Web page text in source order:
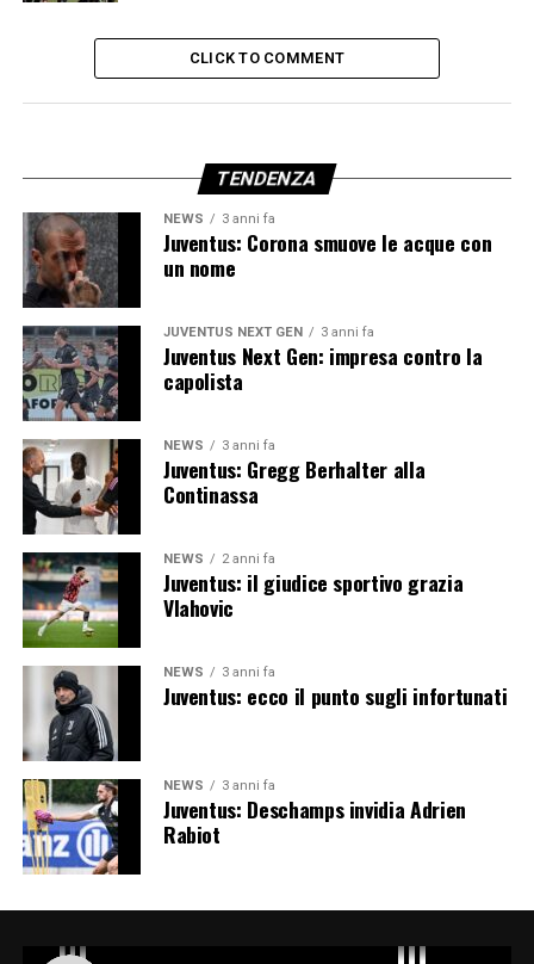
CLICK TO COMMENT
TENDENZA
NEWS 3 anni fa
Juventus: Corona smuove le acque con
un nome
JUVENTUS NEXT GEN 3 anni fa
Juventus Next Gen: impresa contro la
capolista
NEWS 3 anni fa
Juventus: Gregg Berhalter alla
Continassa
NEWS 2 anni fa
Juventus: il giudice sportivo grazia
Vlahovic
NEWS 3 anni fa
Juventus: ecco il punto sugli infortunati
NEWS 3 anni fa
Juventus: Deschamps invidia Adrien
Rabiot